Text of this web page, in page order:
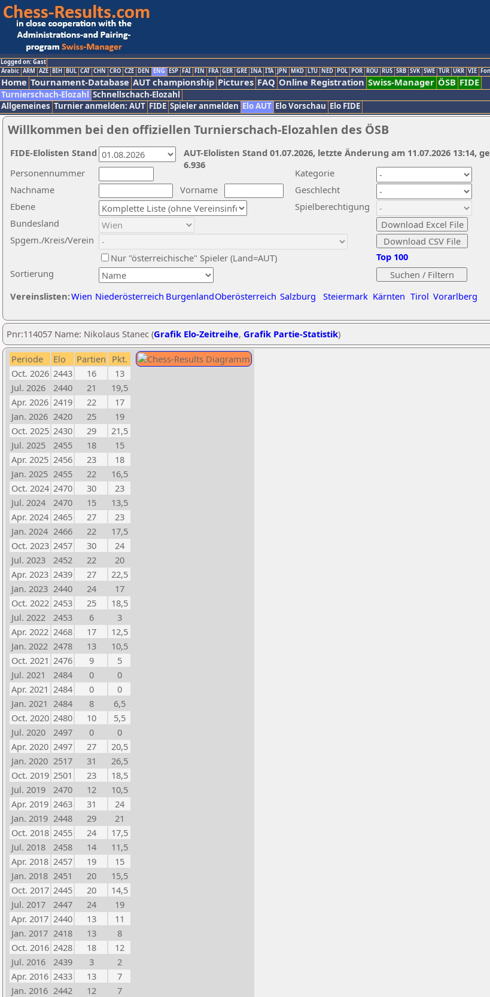
Logged on: Gast
Arabic ARM AZE BIH BUL CAT CHN CRO CZE DEN ENG ESP FAI FIN FRA GER GRE INA ITA JPN MKD LTU NED POL POR ROU RUS SRB SVK SWE TUR UKR VIE
Home Tournament-Database AUT championship Pictures FAQ Online Registration Swiss-Manager ÖSB FIDE
Turnierschach-Elozahl Schnellschach-Elozahl
Allgemeines Turnier anmelden: AUT FIDE Spieler anmelden Elo AUT Elo Vorschau Elo FIDE
Willkommen bei den offiziellen Turnierschach-Elozahlen des ÖSB
Nachname
Vorname
Ebene
Kategorie
Sortierung
Personennummer
Bundesland
Spgem./Kreis/Verein
Geschlecht
Nur "österreichische" Spieler (Land=AUT)
Spielberechtigung
Vereinslisten:Wien Niederösterreich BurgenlandOberösterreich Salzburg Steiermark Kärnten Tirol Vorarlberg
Top 100
AUT-Elolisten Stand 01.07.2026, letzte Änderung am 11.07.2026 13:14,
6.936
FIDE-Elolisten Stand
Pnr:114057 Name: Nikolaus Stanec (Grafik Elo-Zeitreihe, Grafik Partie-Statistik)
Periode Elo Partien Pkt.
Oct. 2026 2443 16
13
Jul. 2026
2440 21
19,5
Apr. 2026 2419 22
17
Jan. 2026 2420 25
19
Oct. 2025 2430 29
21,5
Jul. 2025
2455 18
15
Apr. 2025 2456 23
18
Jan. 2025 2455 22
16,5
Oct. 2024 2470 30
23
Jul. 2024
2470 15
13,5
Apr. 2024 2465 27
23
Jan. 2024 2466 22
17,5
Oct. 2023 2457 30
24
Jul. 2023
2452 22
20
Apr. 2023 2439 27
22,5
Jan. 2023 2440 24
17
Oct. 2022 2453 25
18,5
Jul. 2022
2453 6
3
Apr. 2022 2468 17
12,5
Jan. 2022 2478 13
10,5
Oct. 2021 2476 9
5
Jul. 2021
2484 0
0
Apr. 2021 2484 0
0
Jan. 2021 2484 8
6,5
Oct. 2020 2480 10
5,5
Jul. 2020
2497 0
0
Apr. 2020 2497 27
20,5
Jan. 2020 2517 31
26,5
Oct. 2019 2501 23
18,5
Jul. 2019
2470 12
10,5
Apr. 2019 2463 31
24
Jan. 2019 2448 29
21
Oct. 2018 2455 24
17,5
Jul. 2018
2458 14
11,5
Apr. 2018 2457 19
15
Jan. 2018 2451 20
15,5
Oct. 2017 2445 20
14,5
Jul. 2017
2447 24
19
Apr. 2017 2440 13
11
Jan. 2017 2418 13
8
Oct. 2016 2428 18
12
Jul. 2016
2439 3
2
Apr. 2016 2433 13
7
Jan. 2016 2442 12
7